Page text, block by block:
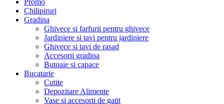
Promo
Chilipiruri
Gradina
Ghivece si farfurii pentru ghivece
Jardiniere si tavi pentru jardiniere
Ghivece si tavi de rasad
Accesorii gradina
Butoaie si capace
Bucatarie
Cutite
Depozitare Alimente
Vase si accesorii de gatit